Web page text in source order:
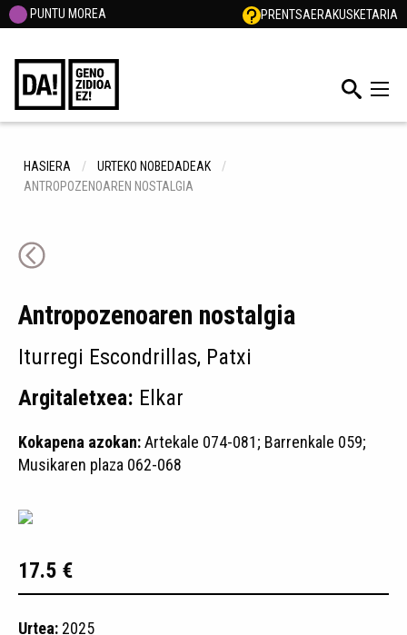
PUNTU MOREA PRENTSAERAKUSKETARIA
HASIERA
URTEKO NOBEDADEAK
ANTROPOZENOAREN NOSTALGIA
Antropozenoaren nostalgia
Iturregi Escondrillas, Patxi
Argitaletxea: Elkar
Kokapena azokan:Artekale 074-081; Barrenkale 059;
Musikaren plaza 062-068
17.5 €
Urtea: 2025